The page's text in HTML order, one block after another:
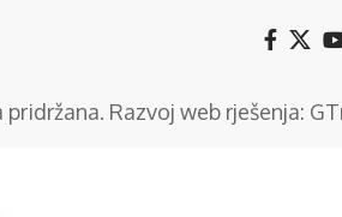
pridržana. Razvoj web rješenja: